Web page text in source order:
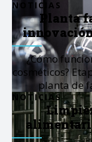
NOTICIAS
Planta
¿Cómo
cosméticos?
planta de
NOTICIAS